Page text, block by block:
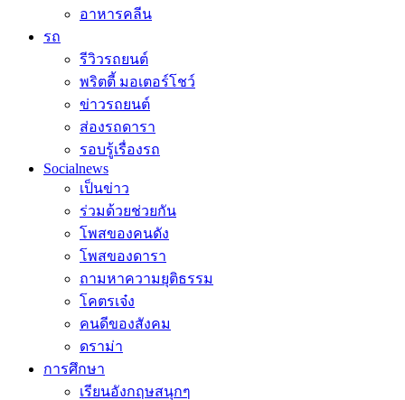
อาหารคลีน
รถ
รีวิวรถยนต์
พริตตี้ มอเตอร์โชว์
ข่าวรถยนต์
ส่องรถดารา
รอบรู้เรื่องรถ
Socialnews
เป็นข่าว
ร่วมด้วยช่วยกัน
โพสของคนดัง
โพสของดารา
ถามหาความยุติธรรม
โคตรเจ๋ง
คนดีของสังคม
ดราม่า
การศึกษา
เรียนอังกฤษสนุกๆ